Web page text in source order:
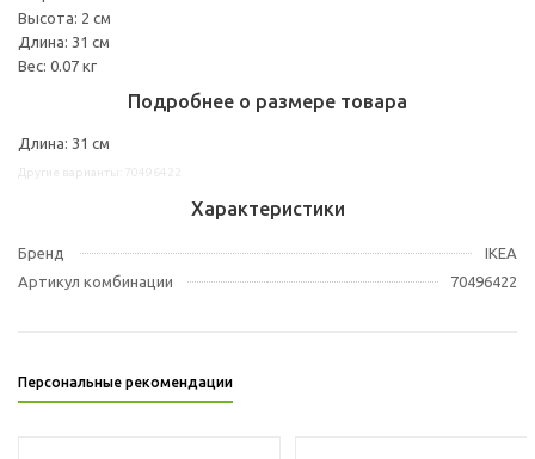
Высота: 2 см
Длина: 31 см
Вес: 0.07 кг
Подробнее о размере товара
Длина: 31 см
Характеристики
Бренд
IKEA
Артикул комбинации
70496422
Персональные рекомендации